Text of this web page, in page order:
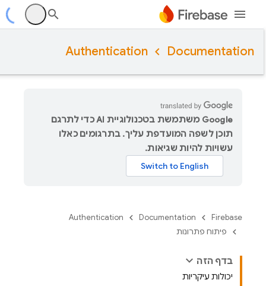
Documentation
Authentication
‫Google משתמשת בטכנולוגיית AI כדי לתרגם
תוכן לשפה המועדפת עליך. בתרגומים כאלו
עשויות להיות שגיאות.
Firebase
Documentation
Authentication
פיתוח פתרונות
בדף הזה
יכולות עיקריות